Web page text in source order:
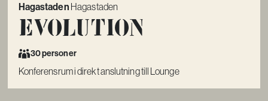
Hagastaden Hagastaden
Evolution
30 personer
Konferensrum i direkt anslutning till Lounge